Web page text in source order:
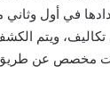
في أول وثاني
تكاليف، ويتم
مخصص عن طريق